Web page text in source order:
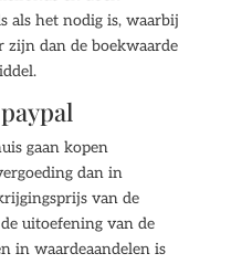
als het nodig is, waarbij
zijn dan de boekwaarde
gaan kopen
dan in
van de
uitoefening van de
in waardeaandelen is